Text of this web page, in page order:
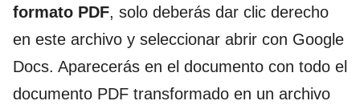
formato PDF, solo deberás dar clic derecho
en este archivo y seleccionar abrir con Google
Docs. Aparecerás en el documento con todo el
documento PDF transformado en un archivo